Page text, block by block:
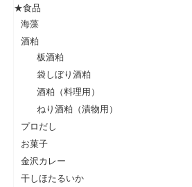
★食品
海藻
酒粕
板酒粕
袋しぼり酒粕
酒粕（料理用）
ねり酒粕（漬物用）
プロだし
お菓子
金沢カレー
干しほたるいか